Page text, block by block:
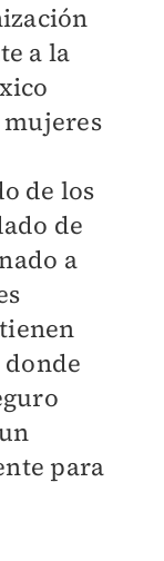
a la
mujeres
de los
de
a
para